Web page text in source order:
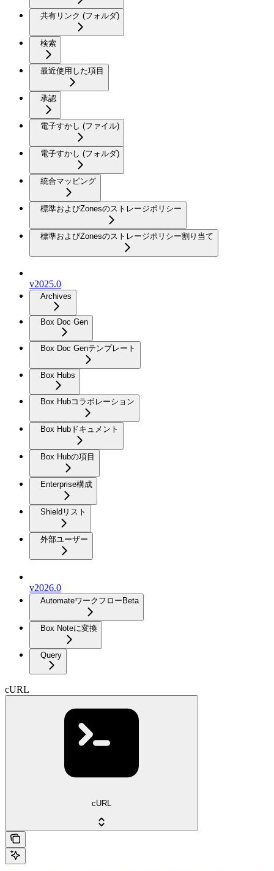
共有リンク (フォルダ)
検索
最近使用した項目
承認
電子すかし (ファイル)
電子すかし (フォルダ)
統合マッピング
標準およびZonesのストレージポリシー
標準およびZonesのストレージポリシー割り当て
v2025.0
Archives
Box Doc Gen
Box Doc Genテンプレート
Box Hubs
Box Hubコラボレーション
Box Hubドキュメント
Box Hubの項目
Enterprise構成
Shieldリスト
外部ユーザー
v2026.0
Automateワークフロー Beta
Box Noteに変換
Query
cURL
cURL